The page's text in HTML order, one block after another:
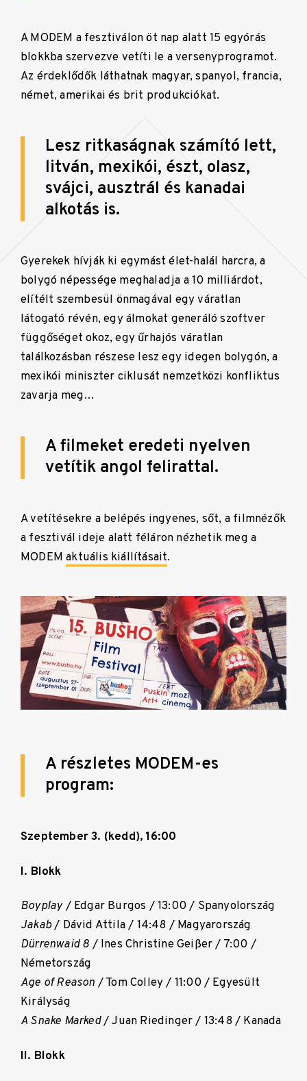
A MODEM a fesztiválon öt nap alatt 15 egyórás
blokkba szervezve vetíti le a versenyprogramot.
Az érdeklődők láthatnak magyar, spanyol, francia,
német, amerikai és brit produkciókat.
Lesz ritkaságnak számító lett,
litván, mexikói, észt, olasz,
svájci, ausztrál és kanadai
alkotás is.
Gyerekek hívják ki egymást élet-halál harcra, a
bolygó népessége meghaladja a 10 milliárdot,
elítélt szembesül önmagával egy váratlan
látogató révén, egy álmokat generáló szoftver
függőséget okoz, egy űrhajós váratlan
találkozásban részese lesz egy idegen bolygón, a
mexikói miniszter ciklusát nemzetközi konfliktus
zavarja meg…
A filmeket eredeti nyelven
vetítik angol felirattal.
A vetítésekre a belépés ingyenes, sőt, a filmnézők
a fesztivál ideje alatt féláron nézhetik meg a
MODEMaktuális kiállításait.
A részletes MODEM-es
program:
Szeptember 3. (kedd), 16:00
I. Blokk
Boyplay/ Edgar Burgos / 13:00 / Spanyolország
Jakab/ Dávid Attila / 14:48 / Magyarország
Dürrenwaid 8 / Ines Christine Geißer / 7:00 /
Németország
Age of Reason / Tom Colley / 11:00 / Egyesült
Királyság
A Snake Marked/ Juan Riedinger / 13:48 / Kanada
II. Blokk